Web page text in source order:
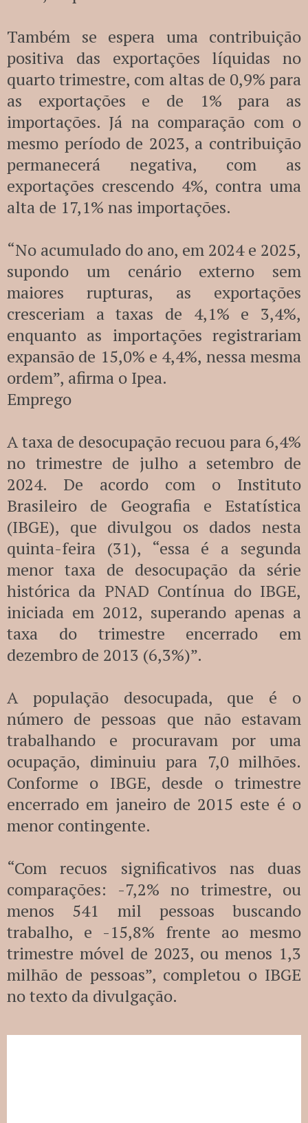
Também se espera uma contribuição
positiva das exportações líquidas no
quarto trimestre, com altas de 0,9% para
as exportações e de 1% para as
importações. Já na comparação com o
mesmo período de 2023, a contribuição
permanecerá negativa, com as
exportações crescendo 4%, contra uma
alta de 17,1% nas importações.
“No acumulado do ano, em 2024 e 2025,
supondo um cenário externo sem
maiores rupturas, as exportações
cresceriam a taxas de 4,1% e 3,4%,
enquanto as importações registrariam
expansão de 15,0% e 4,4%, nessa mesma
ordem”, afirma o Ipea.
Emprego
A taxa de desocupação recuou para 6,4%
no trimestre de julho a setembro de
2024. De acordo com o Instituto
Brasileiro de Geografia e Estatística
(IBGE), que divulgou os dados nesta
quinta-feira (31), “essa é a segunda
menor taxa de desocupação da série
histórica da PNAD Contínua do IBGE,
iniciada em 2012, superando apenas a
taxa do trimestre encerrado em
dezembro de 2013 (6,3%)”.
A população desocupada, que é o
número de pessoas que não estavam
trabalhando e procuravam por uma
ocupação, diminuiu para 7,0 milhões.
Conforme o IBGE, desde o trimestre
encerrado em janeiro de 2015 este é o
menor contingente.
“Com recuos significativos nas duas
comparações: -7,2% no trimestre, ou
menos 541 mil pessoas buscando
trabalho, e -15,8% frente ao mesmo
trimestre móvel de 2023, ou menos 1,3
milhão de pessoas”, completou o IBGE
no texto da divulgação.